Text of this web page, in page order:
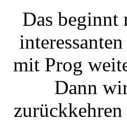
Das beginnt
mit Prog
Dann